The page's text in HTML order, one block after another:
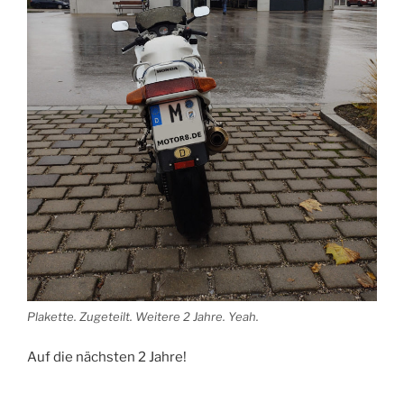
Plakette. Zugeteilt. Weitere 2 Jahre. Yeah.
Auf die nächsten 2 Jahre!